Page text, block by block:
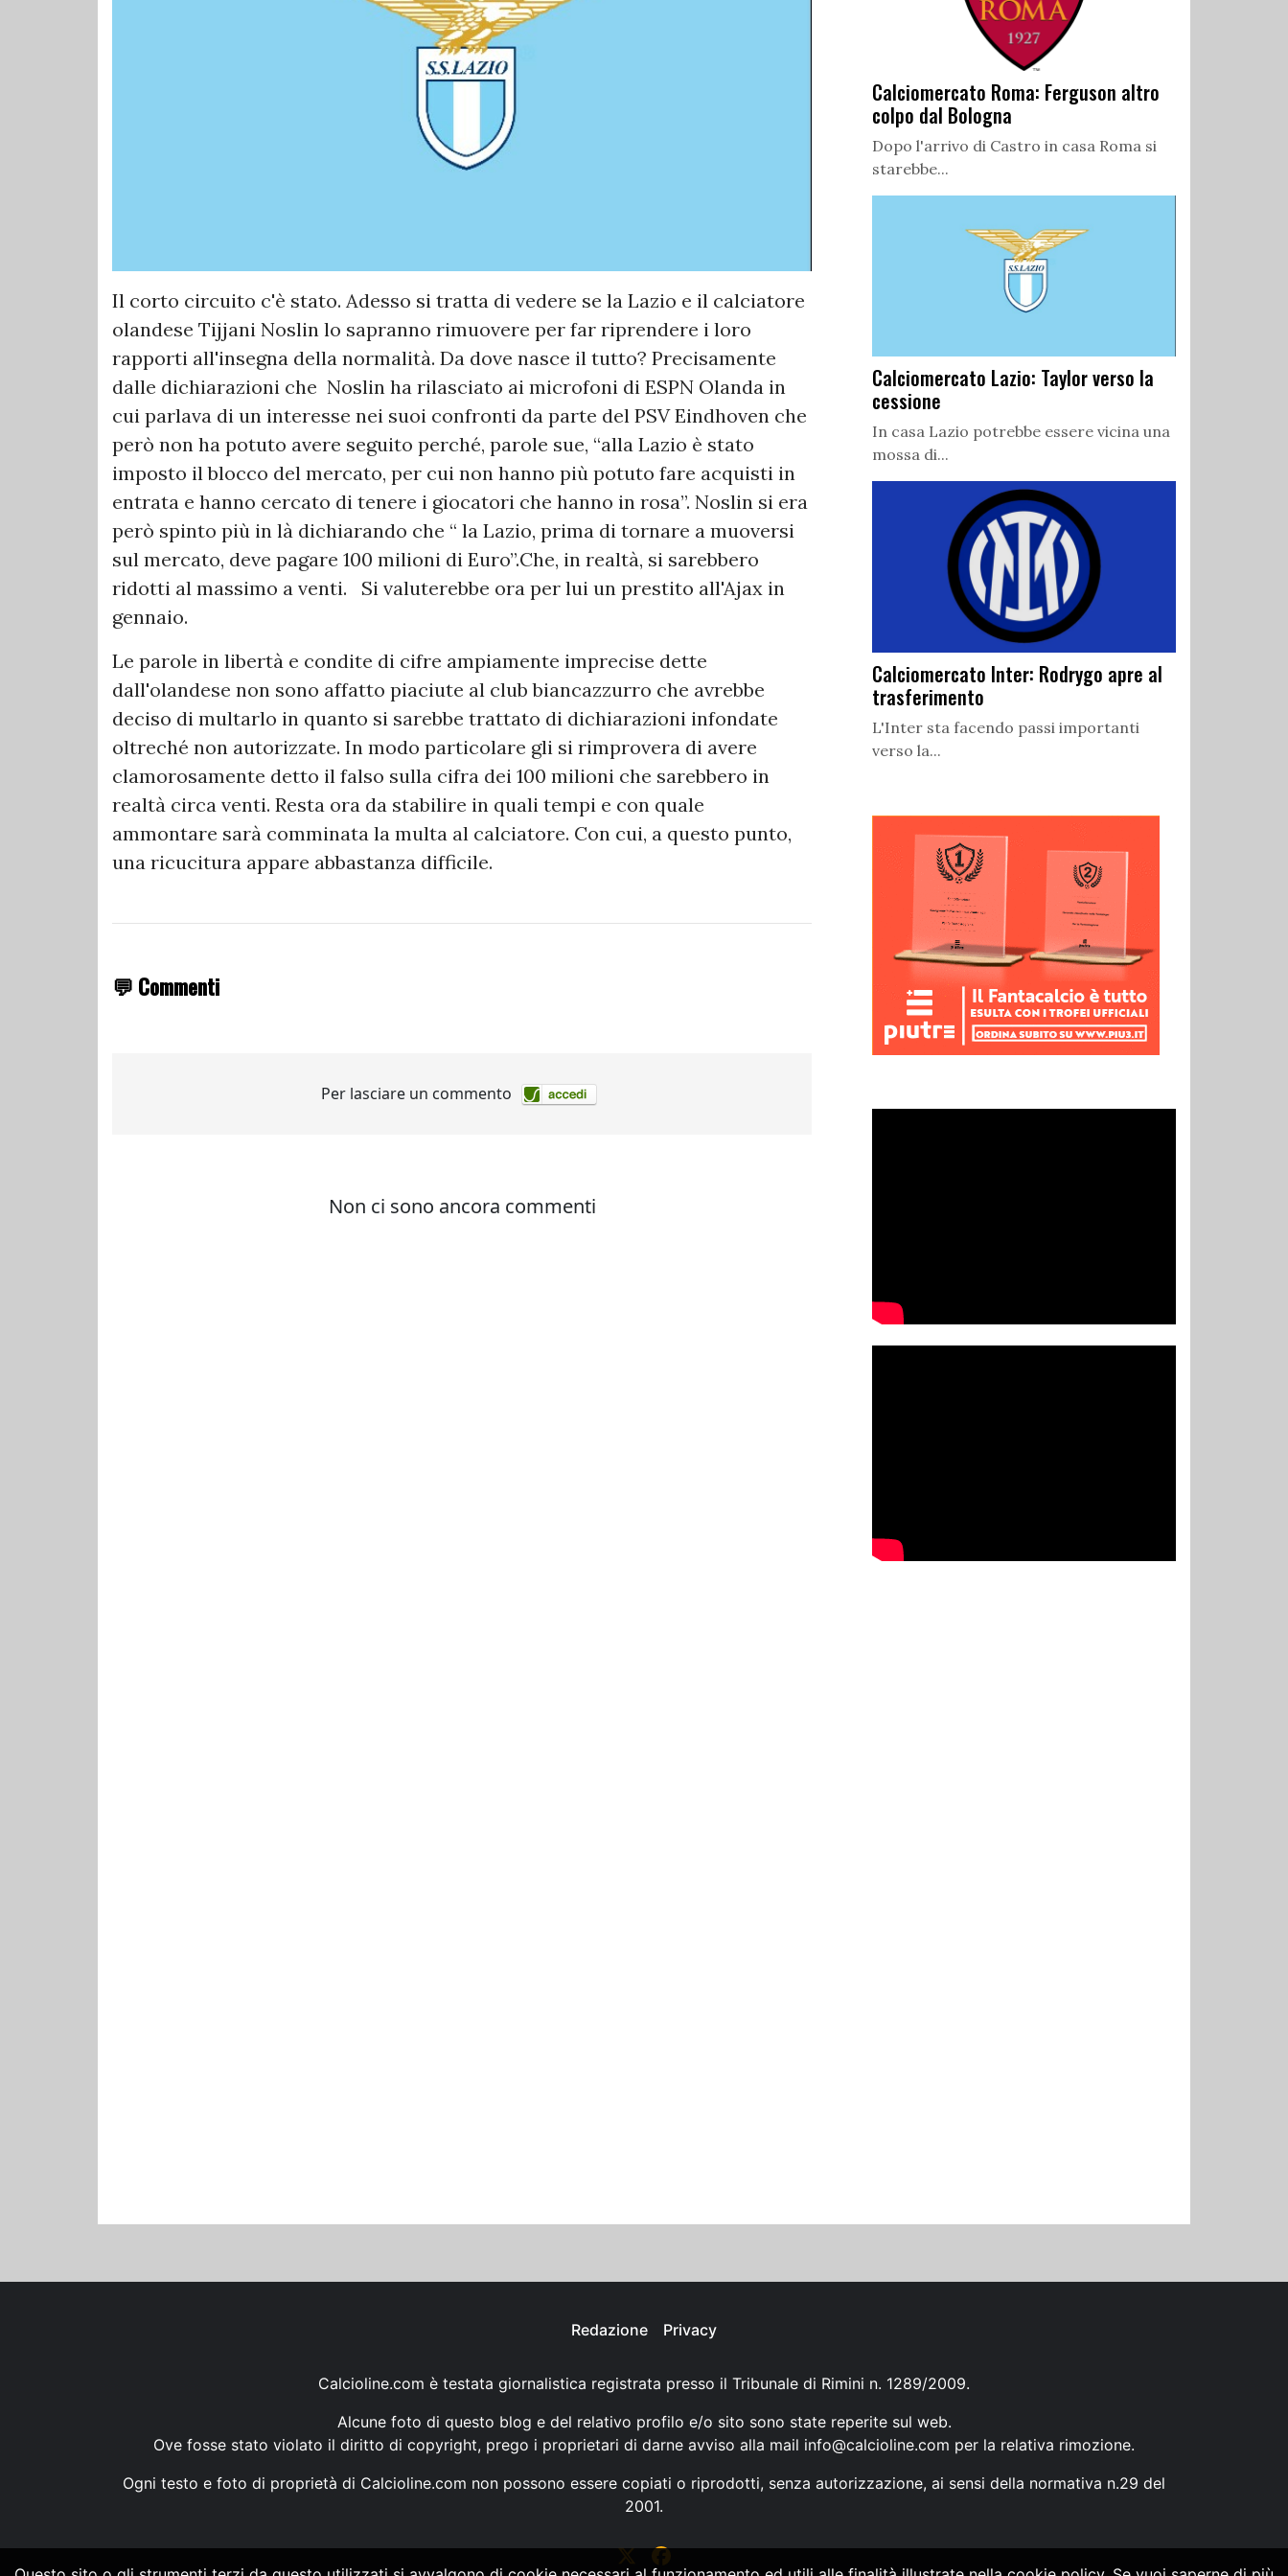
Il corto circuito c'è stato. Adesso si tratta di vedere se la Lazio e il calciatore
olandese Tijjani Noslin lo sapranno rimuovere per far riprendere i loro
rapporti all'insegna della normalità. Da dove nasce il tutto? Precisamente
dalle dichiarazioni che Noslin ha rilasciato ai microfoni di ESPN Olanda in
cui parlava di un interesse nei suoi confronti da parte del PSV Eindhoven che
però non ha potuto avere seguito perché, parole sue, “alla Lazio è stato
imposto il blocco del mercato, per cui non hanno più potuto fare acquisti in
entrata e hanno cercato di tenere i giocatori che hanno in rosa”. Noslin si era
però spinto più in là dichiarando che “ la Lazio, prima di tornare a muoversi
sul mercato, deve pagare 100 milioni di Euro”.Che, in realtà, si sarebbero
ridotti al massimo a venti. Si valuterebbe ora per lui un prestito all'Ajax in
gennaio.
Le parole in libertà e condite di cifre ampiamente imprecise dette
dall'olandese non sono affatto piaciute al club biancazzurro che avrebbe
deciso di multarlo in quanto si sarebbe trattato di dichiarazioni infondate
oltreché non autorizzate. In modo particolare gli si rimprovera di avere
clamorosamente detto il falso sulla cifra dei 100 milioni che sarebbero in
realtà circa venti. Resta ora da stabilire in quali tempi e con quale
ammontare sarà comminata la multa al calciatore. Con cui, a questo punto,
una ricucitura appare abbastanza difficile.
💬 Commenti
Calciomercato Roma: Ferguson altro
colpo dal Bologna
Dopo l'arrivo di Castro in casa Roma si
starebbe...
Calciomercato Lazio: Taylor verso la
cessione
In casa Lazio potrebbe essere vicina una
mossa di...
Calciomercato Inter: Rodrygo apre al
trasferimento
L'Inter sta facendo passi importanti
verso la...
Redazione Privacy
Calcioline.com è testata giornalistica registrata presso il Tribunale di Rimini n. 1289/2009.
Alcune foto di questo blog e del relativo profilo e/o sito sono state reperite sul web.
Ove fosse stato violato il diritto di copyright, prego i proprietari di darne avviso alla mail info@calcioline.com per la relativa rimozione.
Ogni testo e foto di proprietà di Calcioline.com non possono essere copiati o riprodotti, senza autorizzazione, ai sensi della normativa n.29 del
2001.